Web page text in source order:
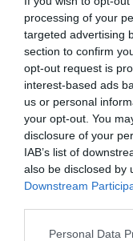
processing of your
targeted advertising
section to confirm
opt-out request is
interest-based ads
us or personal
your opt-out. You
disclosure of your
IAB’s list of
also be disclosed by
Downstream
Please note that
Personal Data
1 h 25 min
Die Instantly